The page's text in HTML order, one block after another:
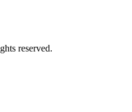
reserved.